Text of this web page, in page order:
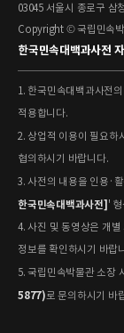
03045 서울시 종로구 삼
Copyright © 국립민속
한국민속대백과사전
1. 한국민속대백과사전
적용합니다.
2. 상업적 이용이 필요하
협의하시기 바랍니다.
3. 사전의 내용을 인용·
한국민속대백과사전] '
4. 사진 및 동영상은 개
정보를 확인하시기 바랍
5. 국립민속박물관 소장
5877)로 문의하시기 바